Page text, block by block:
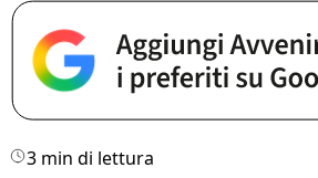
3 min di lettura